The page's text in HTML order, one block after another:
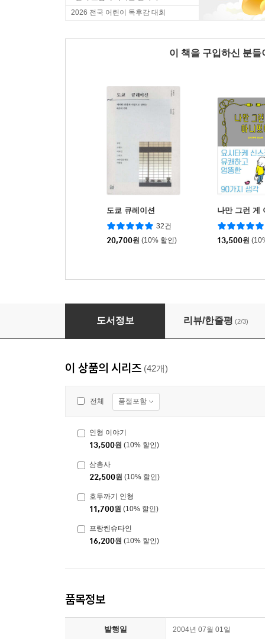
2026 전국 어린이 독후감 대회
이 책을 구입하신 분
도쿄 큐레이션
32건
20,700원 (10% 할인)
나만 그런 게
13,500원
루슬란과 류드밀라
도서정보 리뷰/한줄평 (2/3)
이 상품의 시리즈 (42개)
전체 품절포함
인형 이야기
13,500원 (10% 할인)
삼총사
22,500원 (10% 할인)
호두까기 인형
11,700원 (10% 할인)
프랑켄슈타인
16,200원 (10% 할인)
품목정보
발행일 2004년 07월 01일